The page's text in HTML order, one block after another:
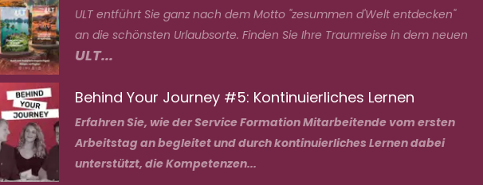
ULT entführt Sie ganz nach dem Motto "zesummen d'Welt entdecken"
an die schönsten Urlaubsorte. Finden Sie Ihre Traumreise in dem neuen
ULT...
Behind Your Journey #5: Kontinuierliches Lernen
Erfahren Sie, wie der Service Formation Mitarbeitende vom ersten
Arbeitstag an begleitet und durch kontinuierliches Lernen dabei
unterstützt, die Kompetenzen...